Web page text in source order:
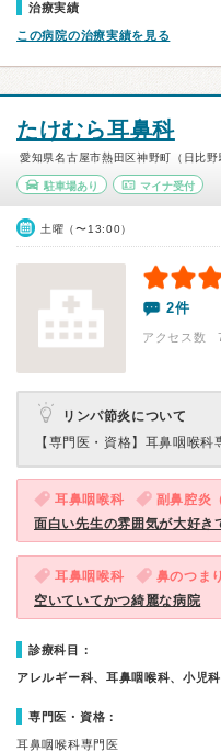
治療実績
この病院の治療実績を見る
たけむら耳鼻科
愛知県名古屋市熱田区神野町（日比
駐車場あり マイナ受付
土曜（〜13:00）
2件
アクセス数
リンパ節炎について
【専門医・資格】 耳鼻咽喉科
耳鼻咽喉科 副鼻腔炎
面白い先生の雰囲気が大好き
耳鼻咽喉科 鼻のつま
空いていてかつ綺麗な病院
診療科目：
アレルギー科、耳鼻咽喉科、小児科
専門医・資格：
耳鼻咽喉科専門医